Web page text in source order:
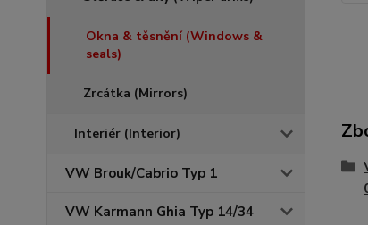
Okna & těsnění (Windows &
seals)
Zrcátka (Mirrors)
Interiér (Interior)
VW Brouk/Cabrio Typ 1
VW Karmann Ghia Typ 14/34